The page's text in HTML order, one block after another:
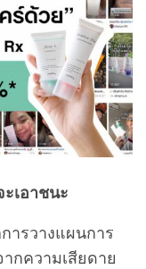
เอาชนะ
ารวางแผนการ
กความเสียดาย